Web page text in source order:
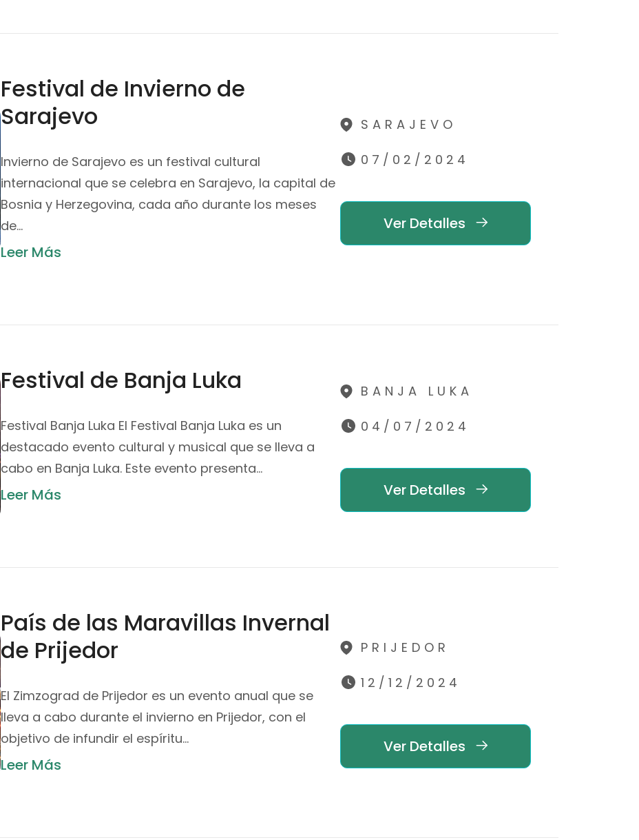
Festival de Invierno de
Sarajevo
Invierno de Sarajevo es un festival cultural
internacional que se celebra en Sarajevo, la capital de
Bosnia y Herzegovina, cada año durante los meses
de…
Leer Más
SARAJEVO
07/02/2024
Ver Detalles
Festival de Banja Luka
Festival Banja Luka El Festival Banja Luka es un
destacado evento cultural y musical que se lleva a
cabo en Banja Luka. Este evento presenta…
Leer Más
BANJA LUKA
04/07/2024
Ver Detalles
País de las Maravillas Invernal
de Prijedor
El Zimzograd de Prijedor es un evento anual que se
lleva a cabo durante el invierno en Prijedor, con el
objetivo de infundir el espíritu…
Leer Más
PRIJEDOR
12/12/2024
Ver Detalles